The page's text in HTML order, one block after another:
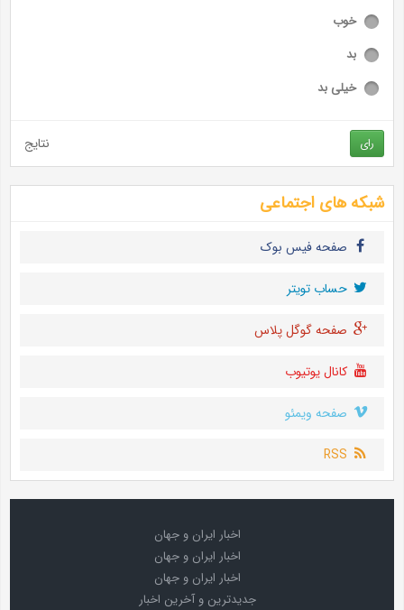
خوب
بد
خیلی بد
رای نتایج
شبکه های اجتماعی
صفحه فیس بوک
حساب تويتر
صفحه گوگل پلاس
کانال یوتیوب
صفحه ویمئو
RSS
اخبار ایران و جهان
اخبار ایران و جهان
اخبار ایران و جهان
جدیدترین و آخرین اخبار